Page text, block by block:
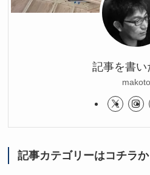
記事を書い
makoto
記事カテゴリーはコチラか